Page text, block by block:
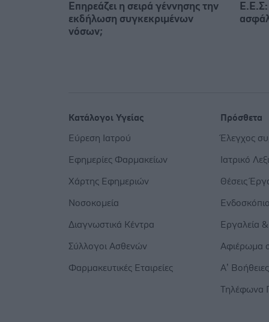
Επηρεάζει η σειρά γέννησης την
εκδήλωση συγκεκριμένων
νόσων;
Ε.E.Σ:
Κατάλογοι Υγείας
Εύρεση Ιατρού
Εφημερίες Φαρμακείων
Χάρτης Εφημεριών
Νοσοκομεία
Διαγνωστικά Κέντρα
Σύλλογοι Ασθενών
Φαρμακευτικές Εταιρείες
Πρόσθετα
Έλεγχος
Ιατρικό
Θέσεις
Ενδοσκόπιο
Εργαλεία
Αφιέρωμα
Α’ Βοήθειες
Τηλέφωνα